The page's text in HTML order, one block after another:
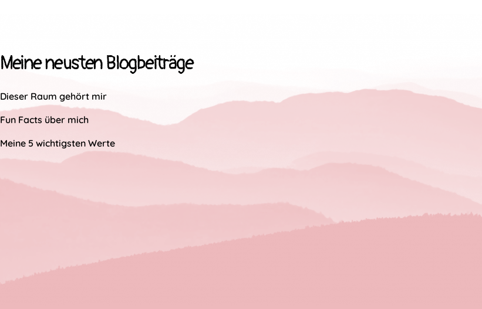
Meine neusten Blogbeiträge
Dieser Raum gehört mir
Fun Facts über mich
Meine 5 wichtigsten Werte